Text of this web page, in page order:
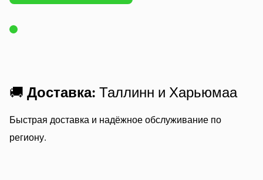
🚚 Доставка: Таллинн и Харьюмаа
Быстрая доставка и надёжное обслуживание по
региону.